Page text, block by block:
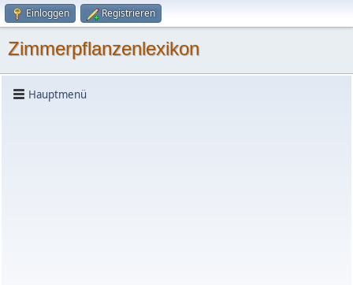
Einloggen Registrieren
Zimmerpflanzenlexikon
Hauptmenü